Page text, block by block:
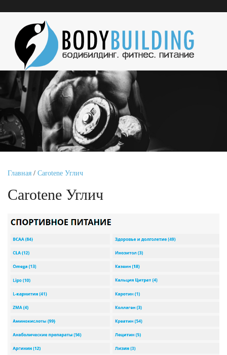
Главная / Carotene Углич
Carotene Углич